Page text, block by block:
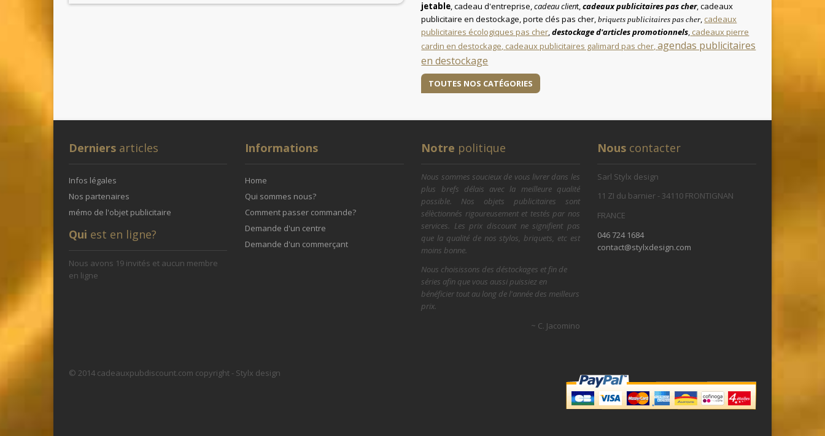
jetable, cadeau d'entreprise,cadeau client,cadeaux publicitaires pas cher, cadeaux
publicitaire en destockage, porte clés pas cher,briquets publicitaires pas cher, cadeaux
publicitaires écologiques pas cher,destockage d'articles promotionnels, cadeaux pierre
cardin en destockage, cadeaux publicitaires galimard pas cher,agendas publicitaires
en destockage
TOUTES NOS CATÉGORIES
Derniers articles
Infos légales
Nos partenaires
mémo de l'objet publicitaire
Qui est en ligne?
Nous avons 19 invités et aucun membre
en ligne
Informations
Home
Qui sommes nous?
Comment passer commande?
Demande d'un centre
Demande d'un commerçant
Notre politique
Nous sommes soucieux de vous livrer dans les
plus brefs délais avec la meilleure qualité
possible. Nos objets publicitaires sont
sélèctionnés rigoureusement et testés par nos
services. Les prix discount ne signifient pas
que la qualité de nos stylos, briquets, etc est
moins bonne.
Nous choisissons des déstockages et fin de
séries afin que vous aussi puissiez en
bénéficier tout au long de l'année des meilleurs
prix.
~ C. Jacomino
Nous contacter
Sarl Stylx design
11 ZI du barnier - 34110 FRONTIGNAN
FRANCE
046 724 1684
contact@stylxdesign.com
© 2014 cadeauxpubdiscount.com copyright - Stylx design